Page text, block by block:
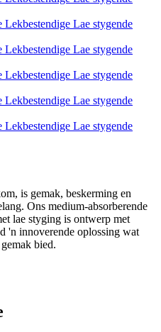
is gemak, beskerming en
Ons medium-absorberende
lae styging is ontwerp met
'n innoverende oplossing wat
bied.